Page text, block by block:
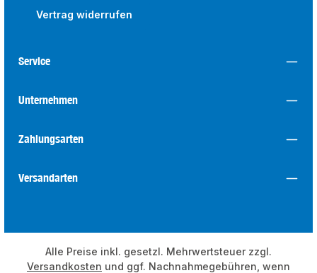
Vertrag widerrufen
Service
Unternehmen
Zahlungsarten
Versandarten
Alle Preise inkl. gesetzl. Mehrwertsteuer zzgl.
Versandkosten und ggf. Nachnahmegebühren, wenn